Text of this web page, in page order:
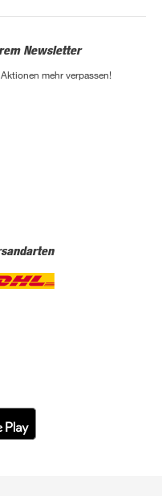
Newsletter
mehr verpassen!